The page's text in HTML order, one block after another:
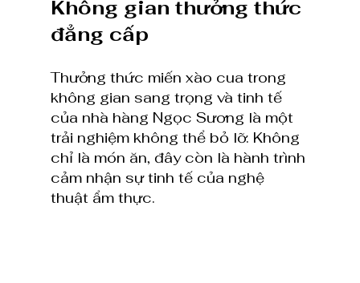
Không gian thưởng thức
đẳng cấp
Thưởng thức miến xào cua trong
không gian sang trọng và tinh tế
của nhà hàng Ngọc Sương là một
trải nghiệm không thể bỏ lỡ. Không
chỉ là món ăn, đây còn là hành trình
cảm nhận sự tinh tế của nghệ
thuật ẩm thực.